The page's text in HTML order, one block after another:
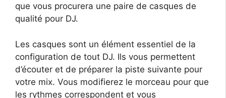
que vous procurera une paire de casques de
qualité pour DJ.
Les casques sont un élément essentiel de la
configuration de tout DJ. Ils vous permettent
d’écouter et de préparer la piste suivante pour
votre mix. Vous modifierez le morceau pour que
les rythmes correspondent et vous